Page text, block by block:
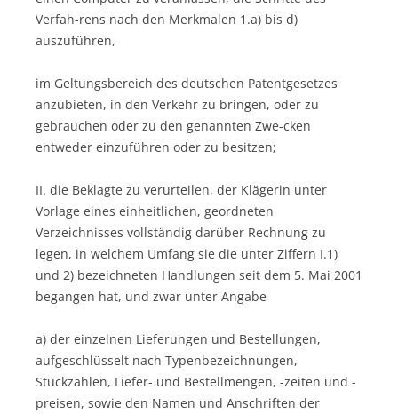
Verfah-rens nach den Merkmalen 1.a) bis d)
auszuführen,
im Geltungsbereich des deutschen Patentgesetzes
anzubieten, in den Verkehr zu bringen, oder zu
gebrauchen oder zu den genannten Zwe-cken
entweder einzuführen oder zu besitzen;
II. die Beklagte zu verurteilen, der Klägerin unter
Vorlage eines einheitlichen, geordneten
Verzeichnisses vollständig darüber Rechnung zu
legen, in welchem Umfang sie die unter Ziffern I.1)
und 2) bezeichneten Handlungen seit dem 5. Mai 2001
begangen hat, und zwar unter Angabe
a) der einzelnen Lieferungen und Bestellungen,
aufgeschlüsselt nach Typenbezeichnungen,
Stückzahlen, Liefer- und Bestellmengen, -zeiten und -
preisen, sowie den Namen und Anschriften der